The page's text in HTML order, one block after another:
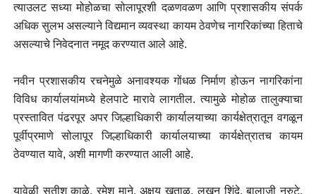
त्याउलट सध्या मोहोळचा सोलापूरशी दळणवळण आणि प्रशासकीय संपर्क
अधिक सुलभ असल्याने विद्यमान व्यवस्था कायम ठेवणेच नागरिकांच्या हिताचे
असल्याचे निवेदनात नमूद करण्यात आले आहे.
नवीन प्रशासकीय रचनेमुळे अनावश्यक गोंधळ निर्माण होऊन नागरिकांना
विविध कार्यालयांमध्ये हेलपाटे मारावे लागतील. त्यामुळे मोहोळ तालुक्याचा
प्रस्तावित पंढरपूर अपर जिल्हाधिकारी कार्यालयाच्या कार्यक्षेत्रातून वगळून
पूर्वीप्रमाणे सोलापूर जिल्हाधिकारी कार्यालयाच्या कार्यक्षेत्रातच कायम
ठेवण्यात यावे, अशी मागणी करण्यात आली आहे.
यावेळी सतीश काळे, रमेश माने, अक्षय खताळ, लखन शिंदे, बालाजी नरुटे,